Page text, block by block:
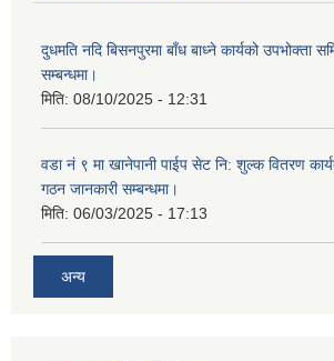
दुधमति नदि बिसनपुरमा बाँध बाध्ने कार्यको उपभोक्ता
सम्बन्धमा।
मिति: 08/10/2025 - 12:31
वडा नं ९ मा खानेपानी पाईप सेट नि: शुल्क वितरण
गठन जानकारी सम्बन्धमा।
मिति: 06/03/2025 - 17:13
अन्य